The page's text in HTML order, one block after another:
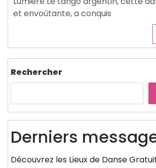
et envoûtante, a conquis
Rechercher
Derniers
Découvrez les Lieux de Danse